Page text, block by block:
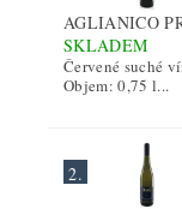
AGLIANICO
SKLADEM
Červené suché
Objem: 0,75 l...
2.